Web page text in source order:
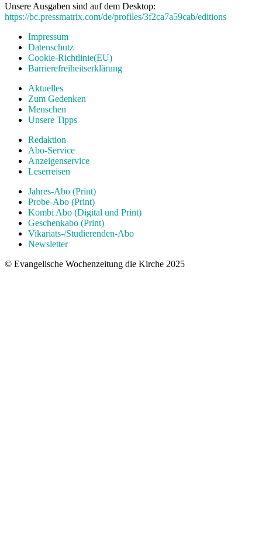
Unsere Ausgaben sind auf dem Desktop:
https://bc.pressmatrix.com/de/profiles/3f2ca7a59cab/editions
Impressum
Datenschutz
Cookie-Richtlinie(EU)
Barrierefreiheitserklärung
Aktuelles
Zum Gedenken
Menschen
Unsere Tipps
Redaktion
Abo-Service
Anzeigenservice
Leserreisen
Jahres-Abo (Print)
Probe-Abo (Print)
Kombi Abo (Digital und Print)
Geschenkabo (Print)
Vikariats-/Studierenden-Abo
Newsletter
© Evangelische Wochenzeitung die Kirche 2025